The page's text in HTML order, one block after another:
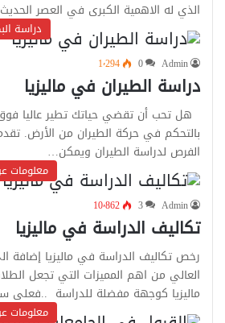
الذي له الاهمية الكبرى في العصر
دراسة
Admin
0 1٬294
دراسة الطيران في ماليزيا
هل تحب أن تقضي حياتك تطير عاليا
بالتحكم في حركة الطيران من الأرض.
الفرص لدراسة الطيران ويمكن…
معلومات
Admin
3 10٬862
تكاليف الدراسة في ماليزيا
رخص تكاليف الدراسة في ماليزيا إضافة
العالي من اهم المميزات التي تجعل
ماليزيا كوجهة مفضلة للدراسة ..فعلى
معلومات